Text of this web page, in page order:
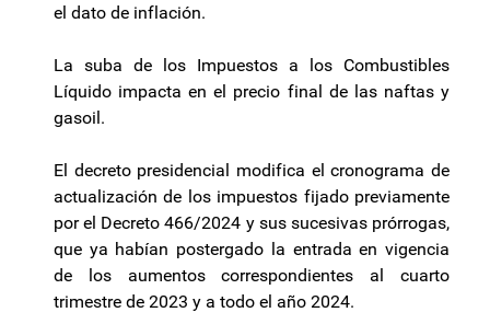
el dato de inflación.
La suba de los Impuestos a los Combustibles
Líquido impacta en el precio final de las naftas y
gasoil.
El decreto presidencial modifica el cronograma de
actualización de los impuestos fijado previamente
por el Decreto 466/2024 y sus sucesivas prórrogas,
que ya habían postergado la entrada en vigencia
de los aumentos correspondientes al cuarto
trimestre de 2023 y a todo el año 2024.